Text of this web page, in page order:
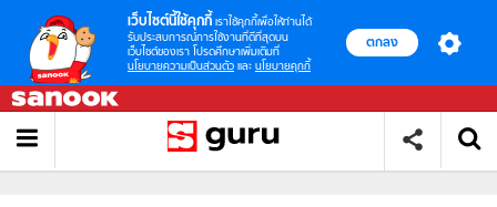
เว็บไซต์นี้ใช้คุกกี้ เราใช้คุกกี้เพื่อให้ท่านได้
รับประสบการณ์การใช้งานที่ดีที่สุดบน
เว็บไซต์ของเรา โปรดศึกษาเพิ่มเติมที่
นโยบายความเป็นส่วนตัว และ นโยบายคุกกี้
ตกลง